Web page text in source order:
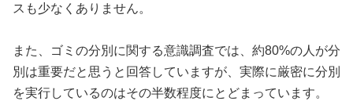
スも少なくありません。
また、ゴミの分別に関する意識調査では、約80%の人が分
別は重要だと思うと回答していますが、実際に厳密に分別
を実行しているのはその半数程度にとどまっています。